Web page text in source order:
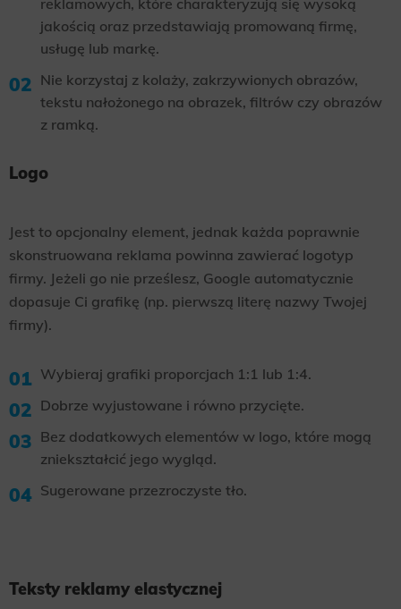
reklamowych, które charakteryzują się wysoką
jakością oraz przedstawiają promowaną firmę,
usługę lub markę.
Nie korzystaj z kolaży, zakrzywionych obrazów,
tekstu nałożonego na obrazek, filtrów czy obrazów
z ramką.
Logo
Jest to opcjonalny element, jednak każda poprawnie
skonstruowana reklama powinna zawierać logotyp
firmy. Jeżeli go nie prześlesz, Google automatycznie
dopasuje Ci grafikę (np. pierwszą literę nazwy Twojej
firmy).
Wybieraj grafiki proporcjach 1:1 lub 1:4.
Dobrze wyjustowane i równo przycięte.
Bez dodatkowych elementów w logo, które mogą
zniekształcić jego wygląd.
Sugerowane przezroczyste tło.
Teksty reklamy elastycznej